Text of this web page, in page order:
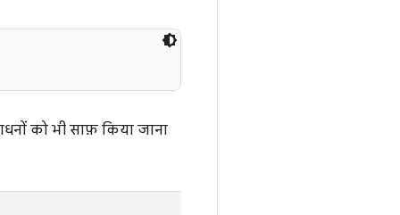
को भी साफ़ किया जाना